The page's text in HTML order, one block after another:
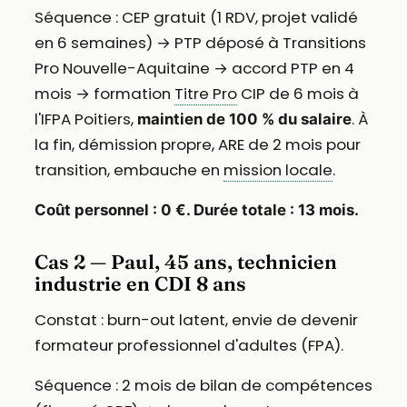
Séquence : CEP gratuit (1 RDV, projet validé
en 6 semaines) → PTP déposé à Transitions
Pro Nouvelle-Aquitaine → accord PTP en 4
mois → formation Titre ProCIP de 6 mois à
l'IFPA Poitiers, maintien de 100 % du salaire. À
la fin, démission propre, ARE de 2 mois pour
transition, embauche en mission locale.
Coût personnel : 0 €. Durée totale : 13 mois.
Cas 2 — Paul, 45 ans, technicien
industrie en CDI 8 ans
Constat : burn-out latent, envie de devenir
formateur professionnel d'adultes (FPA).
Séquence : 2 mois de bilan de compétences